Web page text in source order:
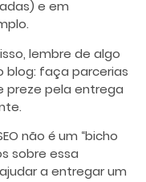
e em
lembre de algo
blog: faça parcerias
preze pela entrega
não é um “bicho
sobre essa
a entregar um